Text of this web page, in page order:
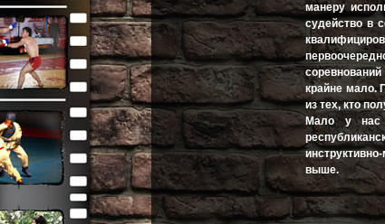
манеру
судейство в
крайне мало.
из тех, кто
Мало у нас
выше.